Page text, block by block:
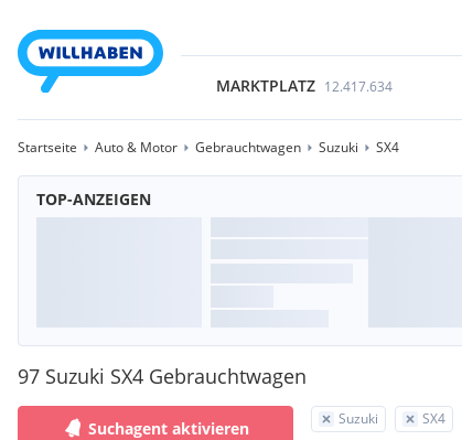
MARKTPLATZ 12.417.634
Startseite Auto & Motor Gebrauchtwagen Suzuki SX4
TOP-ANZEIGEN
97 Suzuki SX4 Gebrauchtwagen
Suzuki SX4
Suchagent aktivieren